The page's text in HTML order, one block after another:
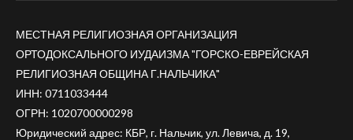
МЕСТНАЯ РЕЛИГИОЗНАЯ ОРГАНИЗАЦИЯ
ОРТОДОКСАЛЬНОГО ИУДАИЗМА "ГОРСКО-ЕВРЕЙСКАЯ
РЕЛИГИОЗНАЯ ОБЩИНА Г.НАЛЬЧИКА"
ИНН: 0711033444
ОГРН: 1020700000298
Юридический адрес: КБР, г. Нальчик, ул. Левича, д. 19,